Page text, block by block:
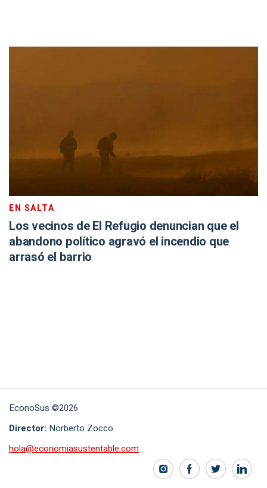
EN SALTA
Los vecinos de El Refugio denuncian que el
abandono político agravó el incendio que
arrasó el barrio
EconoSus ©2026
Director: Norberto Zocco
hola@economiasustentable.com